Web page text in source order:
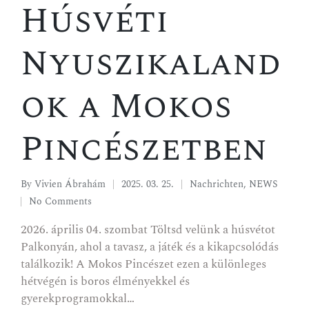
Húsvéti
Nyuszikaland
ok a Mokos
Pincészetben
ByVivien Ábrahám 2025. 03. 25. Nachrichten, NEWS
No Comments
2026. április 04. szombat Töltsd velünk a húsvétot
Palkonyán, ahol a tavasz, a játék és a kikapcsolódás
találkozik! A Mokos Pincészet ezen a különleges
hétvégén is boros élményekkel és
gyerekprogramokkal…